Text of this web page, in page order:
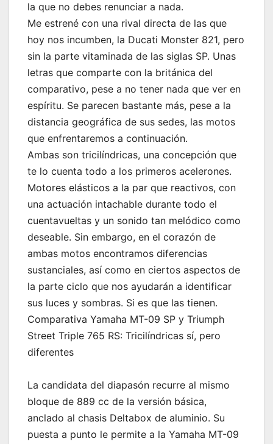
la que no debes renunciar a nada.
Me estrené con una rival directa de las que
hoy nos incumben, la Ducati Monster 821, pero
sin la parte vitaminada de las siglas SP. Unas
letras que comparte con la británica del
comparativo, pese a no tener nada que ver en
espíritu. Se parecen bastante más, pese a la
distancia geográfica de sus sedes, las motos
que enfrentaremos a continuación.
Ambas son tricilíndricas, una concepción que
te lo cuenta todo a los primeros acelerones.
Motores elásticos a la par que reactivos, con
una actuación intachable durante todo el
cuentavueltas y un sonido tan melódico como
deseable. Sin embargo, en el corazón de
ambas motos encontramos diferencias
sustanciales, así como en ciertos aspectos de
la parte ciclo que nos ayudarán a identificar
sus luces y sombras. Si es que las tienen.
Comparativa Yamaha MT-09 SP y Triumph
Street Triple 765 RS: Tricilíndricas sí, pero
diferentes
La candidata del diapasón recurre al mismo
bloque de 889 cc de la versión básica,
anclado al chasis Deltabox de aluminio. Su
puesta a punto le permite a la Yamaha MT-09